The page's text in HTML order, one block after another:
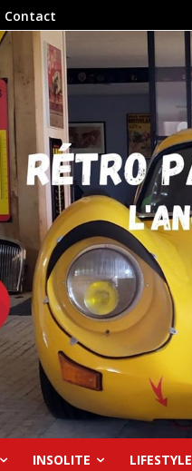
Contact
INSOLITE LIFESTYLE